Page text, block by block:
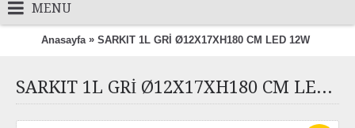
MENU
Anasayfa » SARKIT 1L GRİ Ø12X17XH180 CM LED 12W
SARKIT 1L GRİ Ø12X17XH180 CM LED 12W